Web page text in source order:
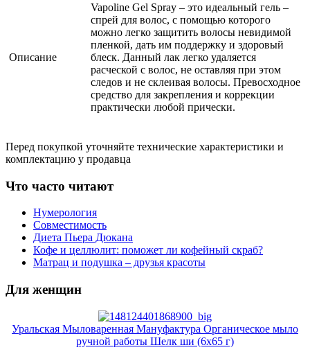
Описание
Vapoline Gel Spray – это идеальный гель –
спрей для волос, с помощью которого
можно легко защитить волосы невидимой
пленкой, дать им поддержку и здоровый
блеск. Данный лак легко удаляется
расческой с волос, не оставляя при этом
следов и не склеивая волосы. Превосходное
средство для закрепления и коррекции
практически любой прически.
Перед покупкой уточняйте технические характеристики и
комплектацию у продавца
Что часто читают
Нумерология
Совместимость
Диета Пьера Дюкана
Кофе и целлюлит: поможет ли кофейный скраб?
Матрац и подушка – друзья красоты
Для женщин
Уральская Мыловаренная Мануфактура Органическое мыло
ручной работы Шелк ши (6x65 г)